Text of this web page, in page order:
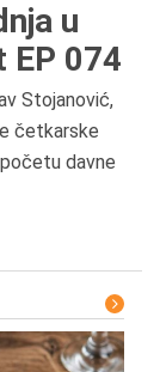
u
EP 074
Stojanović,
četkarske
davne